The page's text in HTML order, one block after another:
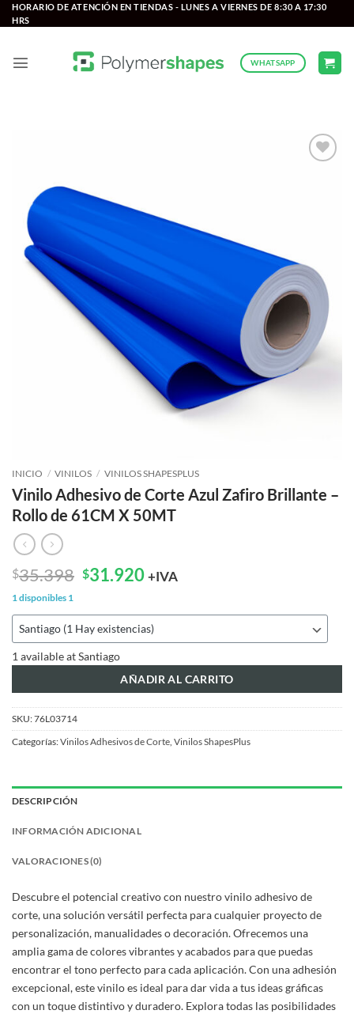
Saltar
al
HORARIO DE ATENCIÓN EN TIENDAS - LUNES A VIERNES DE 8:30 A 17:30
HRS
WHATSAPP
INICIO / VINILOS / VINILOS SHAPESPLUS
Vinilo Adhesivo de Corte Azul Zafiro Brillante –
Rollo de 61CM X 50MT
$35.398 El
era:
$35.398.
$31.920El
es:
$31.920.
+IVA
1 disponibles 1
1 available at Santiago
AÑADIR AL CARRITO
SKU:76L03714
Categorías:Vinilos Adhesivos de Corte Vinilos ShapesPlus
DESCRIPCIÓN
INFORMACIÓN ADICIONAL
VALORACIONES (0)
Descubre el potencial creativo con nuestro vinilo adhesivo de
corte, una solución versátil perfecta para cualquier proyecto de
personalización, manualidades o decoración. Ofrecemos una
amplia gama de colores vibrantes y acabados para que puedas
encontrar el tono perfecto para cada aplicación. Con una adhesión
excepcional, este vinilo es ideal para dar vida a tus ideas gráficas
con un toque distintivo y duradero. Explora todas las posibilidades